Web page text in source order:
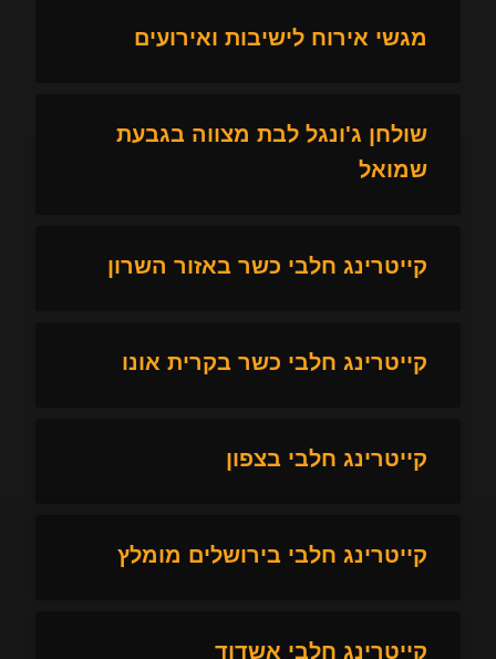
מגשי אירוח לישיבות ואירועים
שולחן ג'ונגל לבת מצווה בגבעת
שמואל
קייטרינג חלבי כשר באזור השרון
קייטרינג חלבי כשר בקרית אונו
קייטרינג חלבי בצפון
קייטרינג חלבי בירושלים מומלץ
קייטרינג חלבי אשדוד